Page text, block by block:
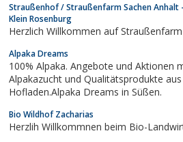
Straußenhof / Straußenfarm Sachen Anhalt
Klein Rosenburg
Herzlich Willkommen auf
Alpaka Dreams
100% Alpaka. Angebote und Aktionen
Alpakazucht und Qualitätsprodukte
Hofladen.Alpaka Dreams in Süßen.
Bio Wildhof Zacharias
Herzlih Willkommnen beim Bio-